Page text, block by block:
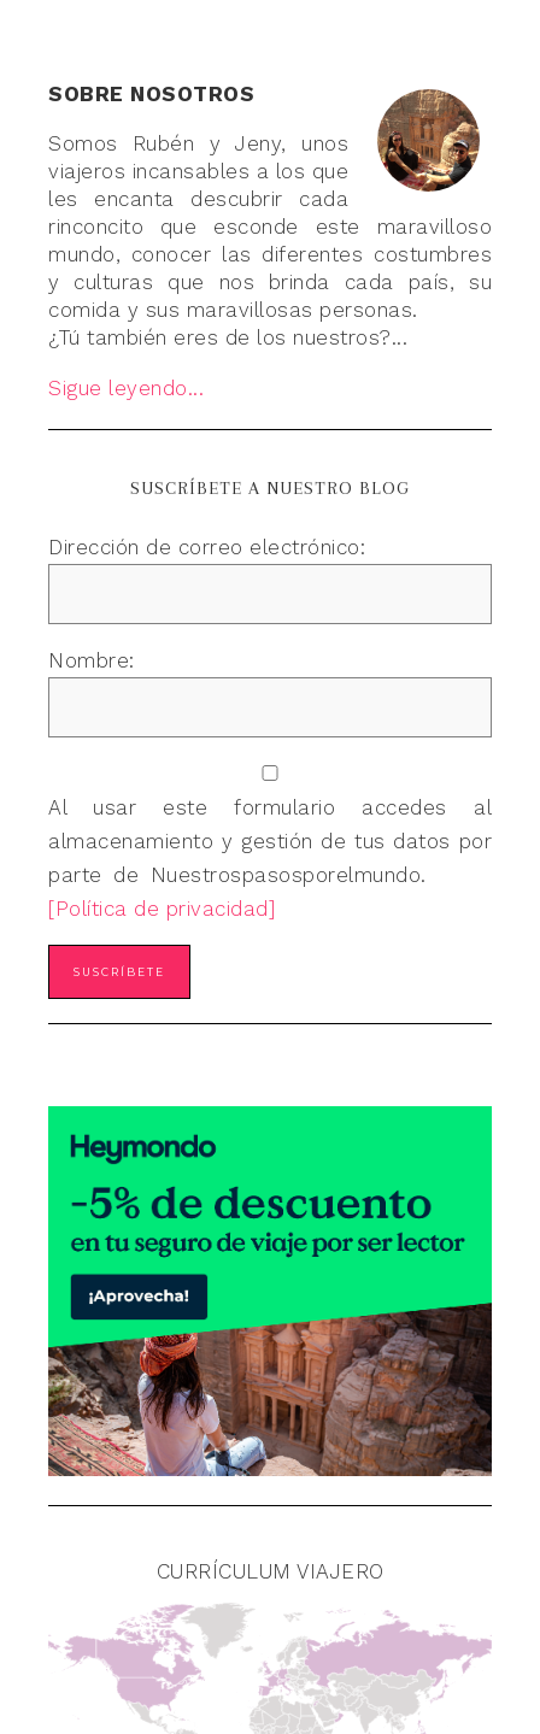
SOBRE NOSOTROS
Somos Rubén y Jeny, unos
viajeros incansables a los que
les encanta descubrir cada
rinconcito que esconde este maravilloso
mundo, conocer las diferentes costumbres
y culturas que nos brinda cada país, su
comida y sus maravillosas personas.
¿Tú también eres de los nuestros?...
Sigue leyendo...
SUSCRÍBETE A NUESTRO BLOG
Dirección de correo electrónico:
Nombre:
Al usar este formulario accedes al
almacenamiento y gestión de tus datos por
parte de Nuestrospasosporelmundo.
[Política de privacidad]
CURRÍCULUM VIAJERO